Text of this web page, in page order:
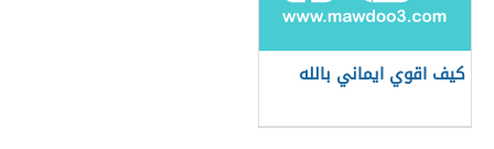
كيف اقوي ايماني بالله